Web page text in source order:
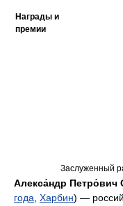
Награды и
премии
Заслуженный
Алекса́ндр Петро́вич
года Харбин) —